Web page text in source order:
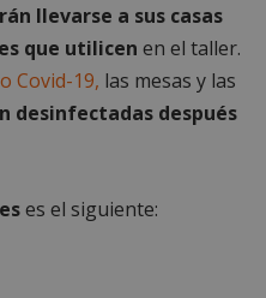
llevarse a sus casas
que utilicen en el taller.
Covid-19, las mesas y las
desinfectadas después
es el siguiente: